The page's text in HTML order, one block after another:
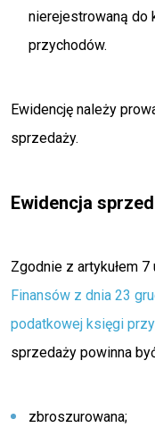
nierejestrowaną do
przychodów.
Ewidencję należy
sprzedaży.
Ewidencja
Zgodnie z artykułem 7
Finansów z dnia 23
podatkowej księgi
sprzedaży powinna
zbroszurowana;